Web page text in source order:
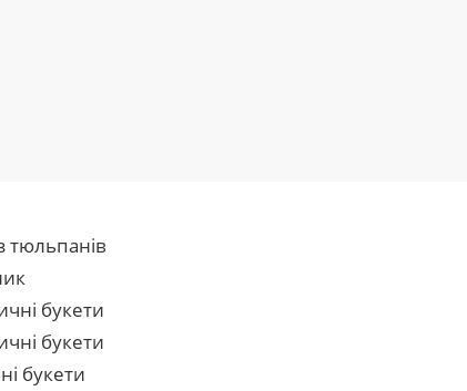
тюльпанів
букети
букети
букети